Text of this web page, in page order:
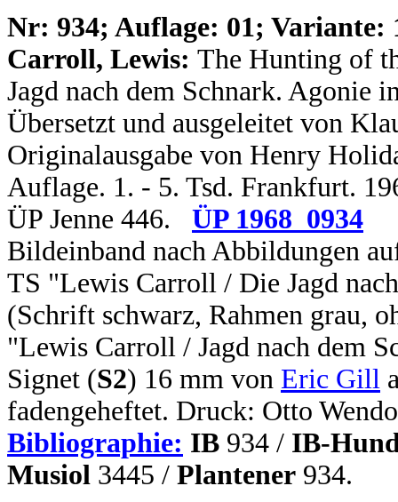
Nr: 934; Auflage: 01; Variante:
Carroll, Lewis: The Hunting of
Jagd nach dem Schnark. Agonie
Übersetzt und ausgeleitet von
Originalausgabe von Henry
Auflage. 1. - 5. Tsd. Frankfurt.
ÜP Jenne 446.
ÜP 1968_0934
Bildeinband nach Abbildungen
TS "Lewis Carroll / Die Jagd
(Schrift schwarz, Rahmen grau,
"Lewis Carroll / Jagd nach dem
Signet (S2) 16 mm von Eric Gill
fadengeheftet. Druck: Otto
Bibliographie: IB 934 / IB-
Musiol 3445 / Plantener 934.